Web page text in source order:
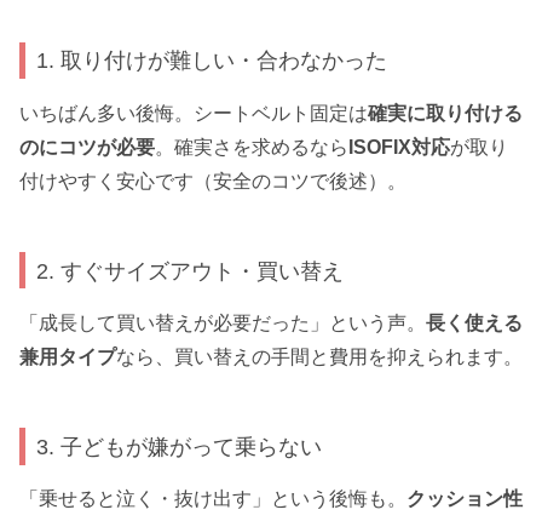
1. 取り付けが難しい・合わなかった
いちばん多い後悔。シートベルト固定は確実に取り付ける
のにコツが必要。確実さを求めるなら ISOFIX対応が取り
付けやすく安心です（安全のコツで後述）。
2. すぐサイズアウト・買い替え
「成長して買い替えが必要だった」という声。 長く使える
兼用タイプなら、買い替えの手間と費用を抑えられます。
3. 子どもが嫌がって乗らない
「乗せると泣く・抜け出す」という後悔も。 クッション性